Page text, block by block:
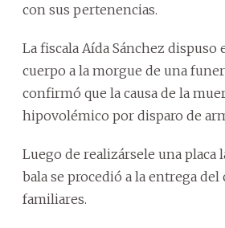
con sus pertenencias.
La fiscala Aída Sánchez dispuso
cuerpo a la morgue de una
confirmó que la causa de la
hipovolémico por disparo de
Luego de realizársele una placa
bala se procedió a la entrega del
familiares.